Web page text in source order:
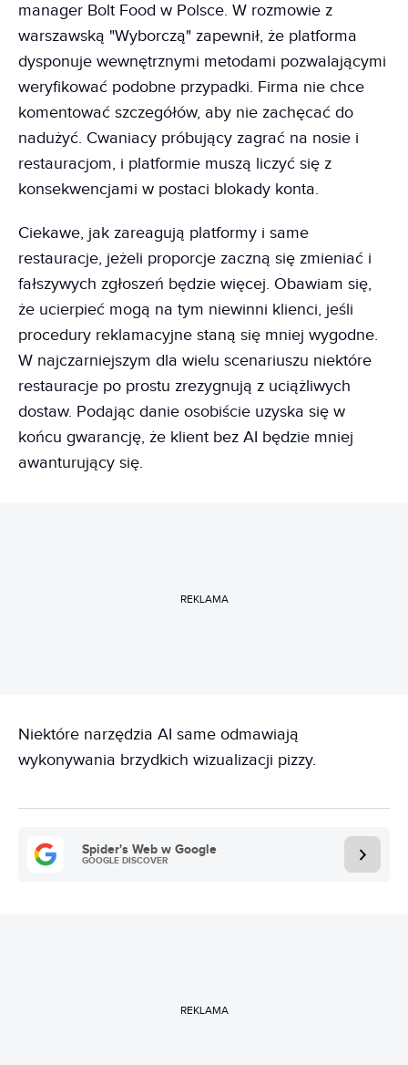
manager Bolt Food w Polsce. W rozmowie z
warszawską "Wyborczą" zapewnił, że platforma
dysponuje wewnętrznymi metodami pozwalającymi
weryfikować podobne przypadki. Firma nie chce
komentować szczegółów, aby nie zachęcać do
nadużyć. Cwaniacy próbujący zagrać na nosie i
restauracjom, i platformie muszą liczyć się z
konsekwencjami w postaci blokady konta.
Ciekawe, jak zareagują platformy i same
restauracje, jeżeli proporcje zaczną się zmieniać i
fałszywych zgłoszeń będzie więcej. Obawiam się,
że ucierpieć mogą na tym niewinni klienci, jeśli
procedury reklamacyjne staną się mniej wygodne.
W najczarniejszym dla wielu scenariuszu niektóre
restauracje po prostu zrezygnują z uciążliwych
dostaw. Podając danie osobiście uzyska się w
końcu gwarancję, że klient bez AI będzie mniej
awanturujący się.
REKLAMA
Niektóre narzędzia AI same odmawiają
wykonywania brzydkich wizualizacji pizzy.
Spider's Web w Google
GOOGLE DISCOVER
REKLAMA